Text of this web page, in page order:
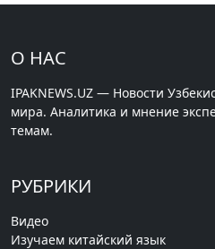
О НАС
IPAKNEWS.UZ — Новости
мира. Аналитика и мнение
темам.
РУБРИКИ
Видео
Изучаем китайский язык